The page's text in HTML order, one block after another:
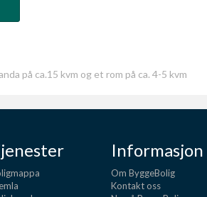
på ca.15 kvm og et rom på ca. 4-5 kvm
Informasjon
Om ByggeBolig
Kontakt oss